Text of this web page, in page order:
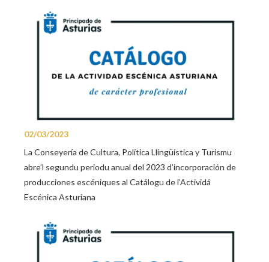
02/03/2023
La Conseyería de Cultura, Política Llingüística y Turismu
abre’l segundu periodu anual del 2023 d’incorporación de
producciones escéniques al Catálogu de l’Actividá
Escénica Asturiana